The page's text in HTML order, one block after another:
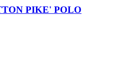
PIKE' POLO